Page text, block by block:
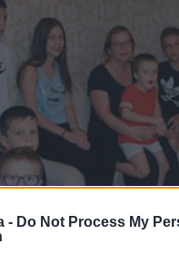
- Do Not Process My